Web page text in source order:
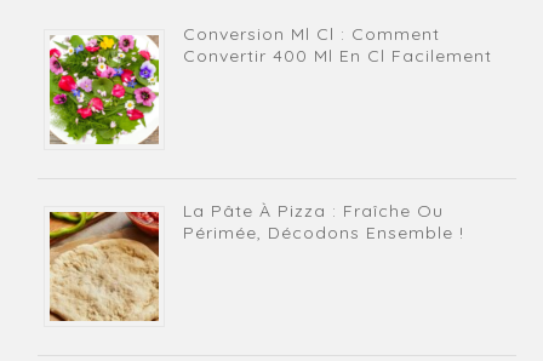
Conversion Ml Cl : Comment
Convertir 400 Ml En Cl Facilement
La Pâte À Pizza : Fraîche Ou
Périmée, Décodons Ensemble !